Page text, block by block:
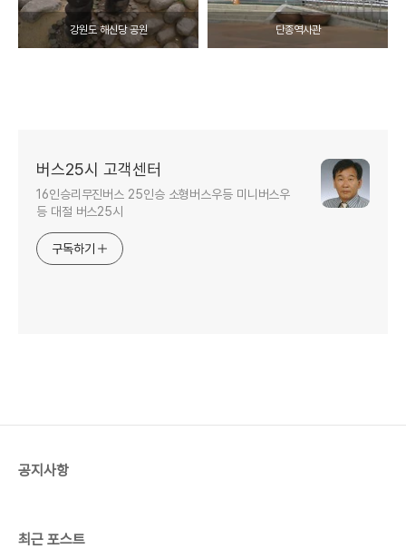
강원도 해신당 공원 단종역사관
버스25시 고객센터
16인승리무진버스 25인승 소형버스우등 미니버스우
등 대절 버스25시
구독하기
공지사항
최근 포스트